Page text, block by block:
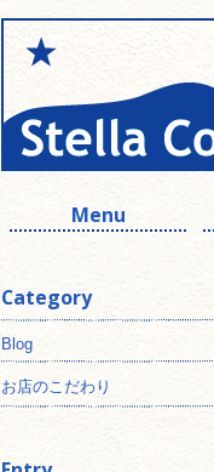
Menu
Category
Blog
お店のこだわり